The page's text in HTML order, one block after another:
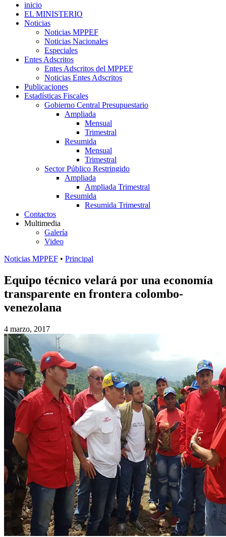
inicio
EL MINISTERIO
Noticias
Noticias MPPEF
Noticias Nacionales
Especiales
Entes Adscritos
Entes Adscritos del MPPEF
Noticias Entes Adscritos
Publicaciones
Estadísticas Fiscales
Gobierno Central Presupuestario
Ampliada
Mensual
Trimestral
Resumida
Mensual
Trimestral
Sector Público Restringido
Ampliada
Ampliada Trimestral
Resumida
Resumida Trimestral
Contactos
Multimedia
Galería
Video
Noticias MPPEF • Principal
Equipo técnico velará por una economía
transparente en frontera colombo-
venezolana
4 marzo, 2017